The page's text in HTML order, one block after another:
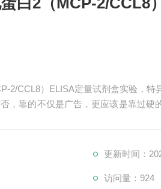
2/CCL8）ELISA定量试剂盒实验，
，靠的不仅是广告，更应该是靠过硬
更新时间：
访问量：924